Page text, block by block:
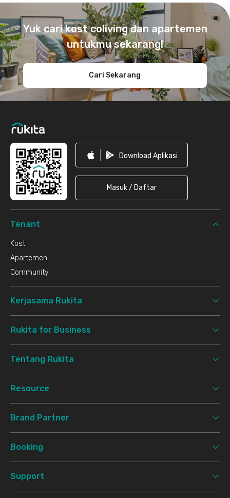
Yuk cari kost coliving dan apartemen
untukmu sekarang!
Cari Sekarang
Download Aplikasi
Masuk / Daftar
Tenant
Kost
Apartemen
Community
Kerjasama Rukita
Rukita for Business
Tentang Rukita
Resource
Brand Partner
Booking
Support